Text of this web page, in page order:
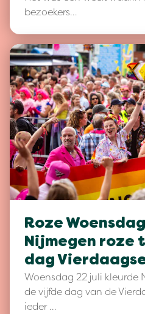
bezoekers…
Roze
Nijmegen roze
dag
Woensdag 22 juli kleurde
de vijfde dag van de
ieder …